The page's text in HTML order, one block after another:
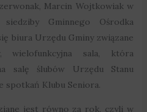
Marcin Wojtkowiak w
Gminnego Ośrodka
biura Urzędu Gminy związane
wielofunkcyjna sala, która
salę ślubów Urzędu Stanu
spotkań Klubu Seniora.
jest równo za rok, czyli w